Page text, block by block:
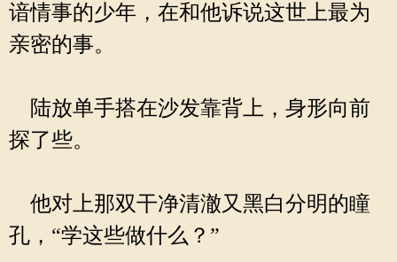
谙情事的少年，在和他诉说这世上最为
亲密的事。
陆放单手搭在沙发靠背上，身形向前
探了些。
他对上那双干净清澈又黑白分明的瞳
孔，“学这些做什么？”